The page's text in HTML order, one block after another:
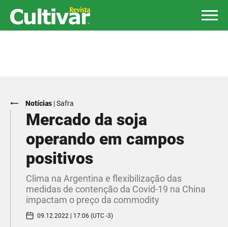
Notícias |Safra
Mercado da soja
operando em campos
positivos
Clima na Argentina e flexibilização das
medidas de contenção da Covid-19 na China
impactam o preço da commodity
09.12.2022 | 17:06 (UTC -3)